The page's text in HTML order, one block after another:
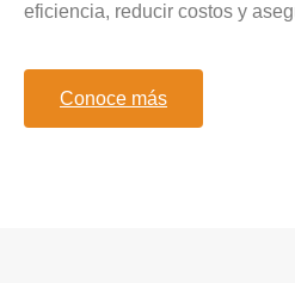
eficiencia, reducir costos y
Conoce más